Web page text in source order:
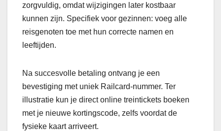
zorgvuldig, omdat wijzigingen later kostbaar
kunnen zijn. Specifiek voor gezinnen: voeg alle
reisgenoten toe met hun correcte namen en
leeftijden.
Na succesvolle betaling ontvang je een
bevestiging met uniek Railcard-nummer. Ter
illustratie kun je direct online treintickets boeken
met je nieuwe kortingscode, zelfs voordat de
fysieke kaart arriveert.